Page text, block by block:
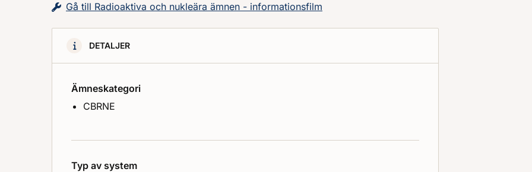
Gå till Radioaktiva och nukleära ämnen - informationsfilm
DETALJER
Ämneskategori
CBRNE
Typ av system